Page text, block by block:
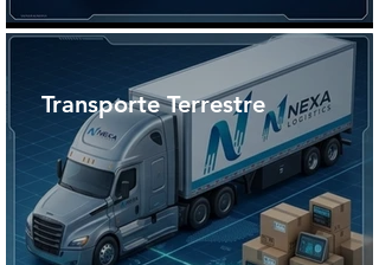
Transporte Terrestre